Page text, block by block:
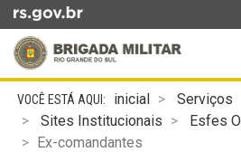
para
conteúdo
para
Início
conteúdo
inicial
Serviços
Sites Institucionais
Esfes
Ex-comandantes